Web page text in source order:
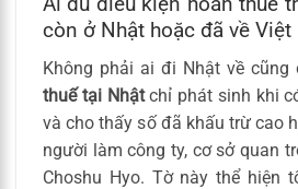
còn ở Nhật hoặc đã về Việt
Không phải ai đi Nhật về cũng
thuế tại Nhậtchỉ phát sinh khi
và cho thấy số đã khấu trừ cao
người làm công ty, cơ sở quan
Choshu Hyo. Tờ này thể hiện